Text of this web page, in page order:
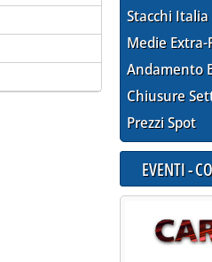
Stacchi Italia
Medie Extra-
Andamento
Chiusure
Prezzi Spot
EVENTI -